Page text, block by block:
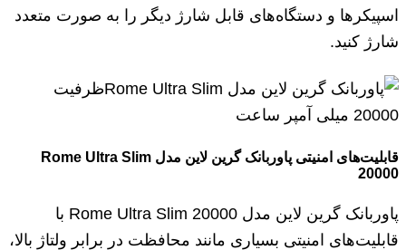
اسپیکرها و دستگاه‌های قابل شارژ دیگر را به صورت متعدد
شارژ کنید.
قابلیت‌های امنیتی پاوربانک گرین لاین مدل Rome Ultra Slim
20000
پاوربانک گرین لاین مدل Rome Ultra Slim 20000 با
قابلیت‌های امنیتی بسیاری مانند محافظت در برابر ولتاژ بالا،